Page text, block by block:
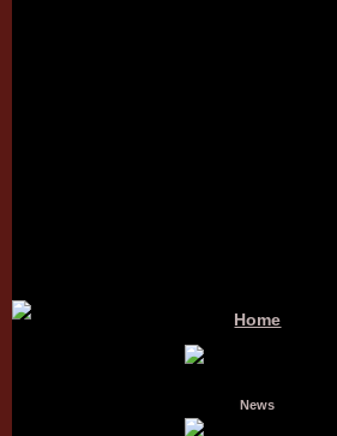
Home
News